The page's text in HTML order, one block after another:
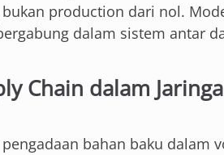
production dari nol.
dalam sistem antar
Chain dalam
bahan baku dalam